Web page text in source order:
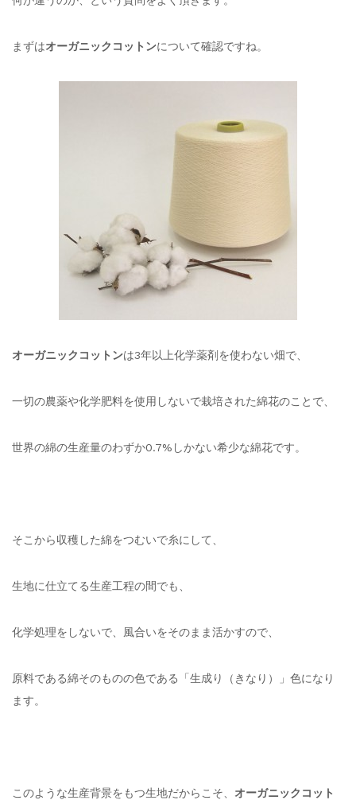
まずはオーガニックコットンについて確認ですね。
オーガニックコットンは3年以上化学薬剤を使わない畑で、
一切の農薬や化学肥料を使用しないで栽培された綿花のことで、
世界の綿の生産量のわずか0.7%しかない希少な綿花です。
そこから収穫した綿をつむいで糸にして、
生地に仕立てる生産工程の間でも、
化学処理をしないで、風合いをそのまま活かすので、
原料である綿そのものの色である「生成り（きなり）」色になり
ます。
このような生産背景をもつ生地だからこそ、 オーガニックコット